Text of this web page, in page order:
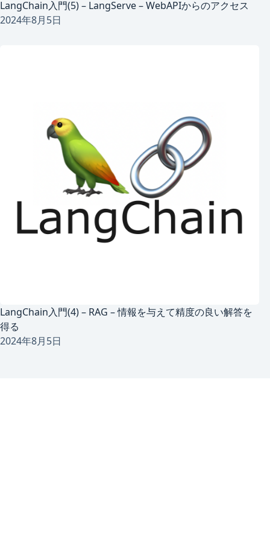
LangChain入門(5) – LangServe – WebAPIからのアクセス
2024年8月5日
LangChain入門(4) – RAG – 情報を与えて精度の良い解答を
得る
2024年8月5日